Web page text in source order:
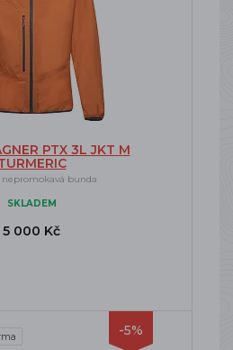
PTX 3L JKT M
nepromokavá bunda
SKLADEM
5 000 Kč
-5%